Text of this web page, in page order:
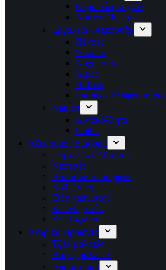
Θεραπείες νυχιών
Λοσιόν / Κρέμες
Εργαλεία / Αξεσουάρ
Πένσες
Ψαλίδια
Νυχοκόπτες
Λίμες
Buffers
Ράσπες / Ελαφρόπετρες
Nail art
Αυτοκόλλητα
Glitter
Αξεσουάρ / Διάφορα
Πορτοφόλια/Τσάντες
Νεσεσέρ
Βαλιτσάκια ομορφιάς
Καθρέπτες
Είδη καπνιστού
Σέτ Μπρελόκ
Σέτ Ταξιδίου
Ανδρικά Προιόντα
Τζέλ μαλλιών
Βαφές μαλλιών
Αποσμητικά